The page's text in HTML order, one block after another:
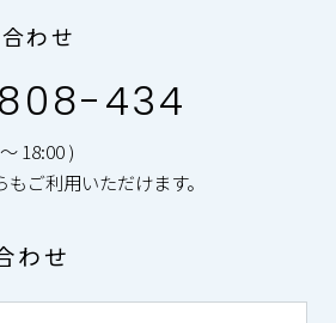
わせ
434
18:00 )
ご利用いただけます。
わせ